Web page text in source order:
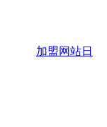
加盟网站日